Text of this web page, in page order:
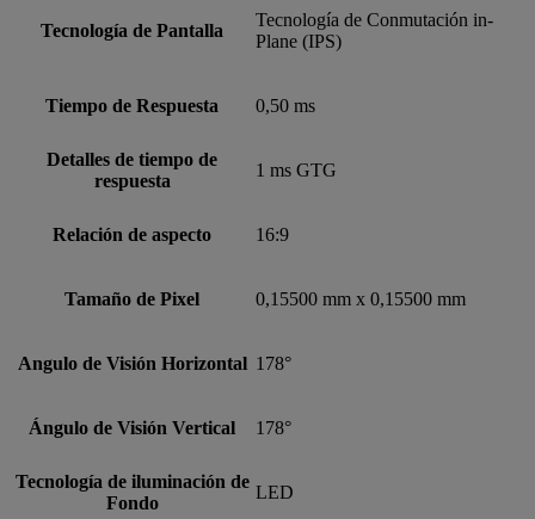
Tecnología de Pantalla
Tecnología de Conmutación in-
Plane (IPS)
Tiempo de Respuesta 0,50 ms
Detalles de tiempo de
respuesta
1 ms GTG
Relación de aspecto 16:9
Tamaño de Pixel 0,15500 mm x 0,15500 mm
Angulo de Visión Horizontal 178°
Ángulo de Visión Vertical 178°
Tecnología de iluminación de
Fondo
LED